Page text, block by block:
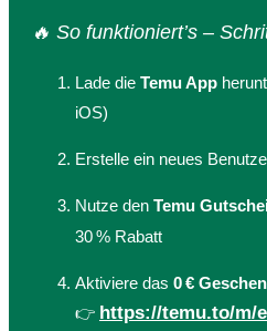
🔥 So funktioniert’s –
Lade die Temu App
iOS)
Erstelle ein neues
Nutze den Temu
30 % Rabatt
Aktiviere das 0 €
👉 https://temu.to/m/